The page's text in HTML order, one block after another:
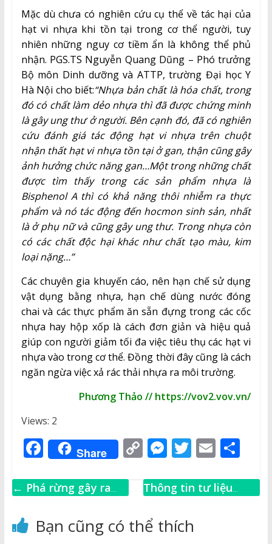
Mặc dù chưa có nghiên cứu cụ thể về tác hại của
hạt vi nhựa khi tồn tại trong cơ thể người, tuy
nhiên những nguy cơ tiềm ẩn là không thể phủ
nhận. PGS.TS Nguyễn Quang Dũng – Phó trưởng
Bộ môn Dinh dưỡng và ATTP, trường Đại học Y
Hà Nội cho biết:“Nhựa bản chất là hóa chất, trong
đó có chất làm dẻo nhựa thì đã được chứng minh
là gây ung thư ở người. Bên cạnh đó, đã có nghiên
cứu đánh giá tác động hạt vi nhựa trên chuột
nhận thất hạt vi nhựa tồn tại ở gan, thận cũng gây
ảnh hưởng chức năng gan…Một trong những chất
được tìm thấy trong các sản phẩm nhựa là
Bisphenol A thì có khả năng thôi nhiễm ra thực
phẩm và nó tác động đến hocmon sinh sản, nhất
là ở phụ nữ và cũng gây ung thư. Trong nhựa còn
có các chất độc hại khác như chất tạo màu, kim
loại nặng…”
Các chuyên gia khuyến cáo, nên hạn chế sử dụng
vật dụng bằng nhựa, hạn chế dùng nước đóng
chai và các thực phẩm ăn sẵn đựng trong các cốc
nhựa hay hộp xốp là cách đơn giản và hiệu quả
giúp con người giảm tối đa việc tiêu thụ các hạt vi
nhựa vào trong cơ thể. Đồng thời đây cũng là cách
ngăn ngừa việc xả rác thải nhựa ra môi trường.
Phương Thảo // https://vov2.vov.vn/
Views: 2
F
a
c
b
Share C
p
Li
M
ss
n
T
it
r
E
ai
S
ar
← Phá rừng gây ra
vong trong 20 năm
Thông tin tư liệu
Bạn cũng có thể thích